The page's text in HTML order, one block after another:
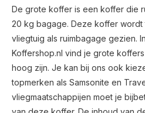
De grote koffer is een koffer die
20 kg bagage. Deze koffer wordt
vliegtuig als ruimbagage gezien.
Koffershop.nl vind je grote
hoog zijn. Je kan bij ons ook
topmerken als Samsonite en
vliegmaatschappijen moet je